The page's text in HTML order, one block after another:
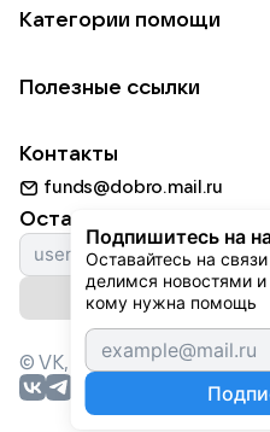
Подпишитесь на
Оставайтесь на
делимся новостями
кому нужна помощь
Использование материалов
Для НКО
Партнерам
Категории помощи
Пожилым
Животным
Природе
Культуре
Фондам
Полезные ссылки
Добрый день
Истории
Автоплатежи
Контакты
funds@dobro.mail.ru
Оставайтесь с нами
© VK, 2026г. Все права